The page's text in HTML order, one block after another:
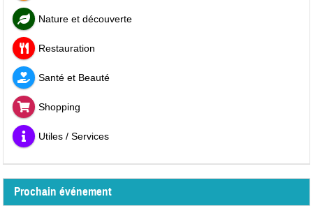
Nature et découverte
Restauration
Santé et Beauté
Shopping
Utiles / Services
Prochain événement